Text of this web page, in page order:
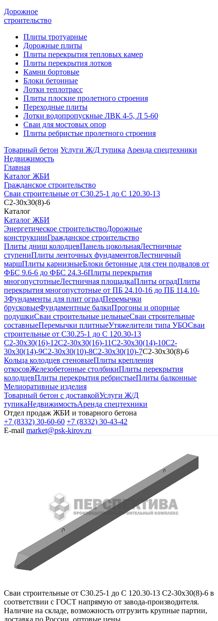
Дорожное
строительство
Плиты тротуарные
Дорожные плиты
Плиты перекрытия тепловых камер
Плиты перекрытия лотков
Камни бортовые
Блоки бетонные
Лотки теплотрасс
Плиты плоские пролетного строения
Переходные плиты
Лотки водопропускные ЛВК 4-5, Л 5-60
Сваи для мостовых опор
Плиты ребристые пролетного строения
Товарный бетон Услуги Ж/Д тупика Аренда спецтехники
Недвижимость
Главная
Каталог ЖБИ
Гражданское строительство
Сваи строительные от С30.25-1 до С 120.30-13
С2-30х30(8)-6
Каталог
Каталог ЖБИ
Энергетическое строительствоДорожные
конструкцииГражданское строительство
Плиты днищ колодцевПанель цокольнаяЛестничные
ступениПлиты ленточных фундаментовЛестничный
маршПлиты карнизныеБлоки бетонные для стен подвалов от
ФБС 9.6-6 до ФБС 24.3-6Плиты перекрытия
многопустотныеЛестничная площадкаПлиты оградПлиты
перекрытия многопустотные от ПБ 24.10-16 до ПБ 114.10-
3Фундаменты для плит оградПеремычки
брусковыеФундаментные балкиПрогоны и опорные
подушкиСваи строительные цельныеСваи строительные
составныеПеремычки плитныеУтяжелители типа УБОСваи
строительные от С30.25-1 до С 120.30-13
С2-30х30(16)-12С2-30х30(16)-11С2-30х30(14)-10С2-
30х30(14)-9С2-30х30(10)-8С2-30х30(10)-7С2-30х30(8)-6
Кольца колодцев стеновыеПлиты крепления
откосовЖелезобетонные столбикиПлиты перекрытия
колодцевПлиты перекрытия ребристыеПлиты балконные
Мелиоративные изделия
Товарный бетон с доставкойУслуги Ж/Д
тупикаНедвижимостьАренда спецтехники
Отдел продаж ЖБИ и товарного бетона
+7 (8332) 30-60-60 +7 (8332) 30-43-42
E-mail market@psk-kirov.ru
Сваи строительные от С30.25-1 до С 120.30-13 С2-30х30(8)-6 в
соответствии с ГОСТ напрямую от завода-производителя.
Наличие на складе, возможность отгрузить крупные партии,